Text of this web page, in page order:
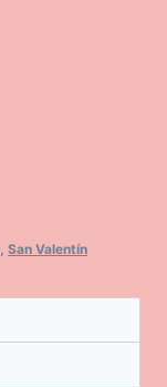
San Valentín